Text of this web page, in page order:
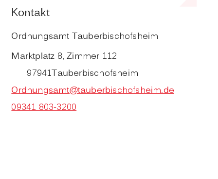
Kontakt
Ordnungsamt Tauberbischofsheim
Marktplatz 8, Zimmer 112
97941Tauberbischofsheim
Ordnungsamt@tauberbischofsheim.de
09341 803-3200